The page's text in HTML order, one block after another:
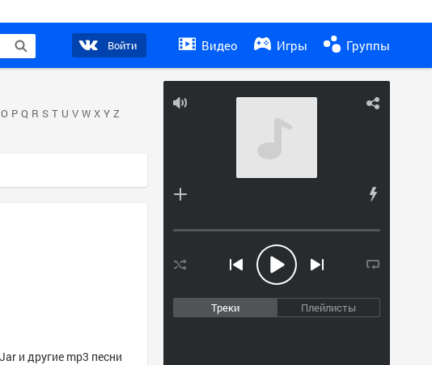
Войти Видео Игры Группы
Треки Плейлисты
O P Q R S T U V W X Y Z
и другие mp3 песни